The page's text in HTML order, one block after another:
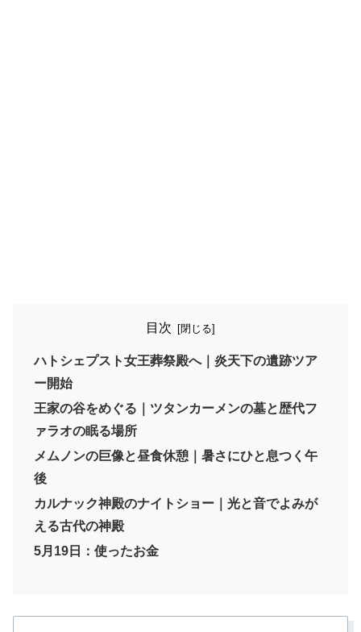
目次
ハトシェプスト女王葬祭殿へ｜炎天下の遺跡ツア
ー開始
王家の谷をめぐる｜ツタンカーメンの墓と歴代フ
ァラオの眠る場所
メムノンの巨像と昼食休憩｜暑さにひと息つく午
後
カルナック神殿のナイトショー｜光と音でよみが
える古代の神殿
5月19日：使ったお金